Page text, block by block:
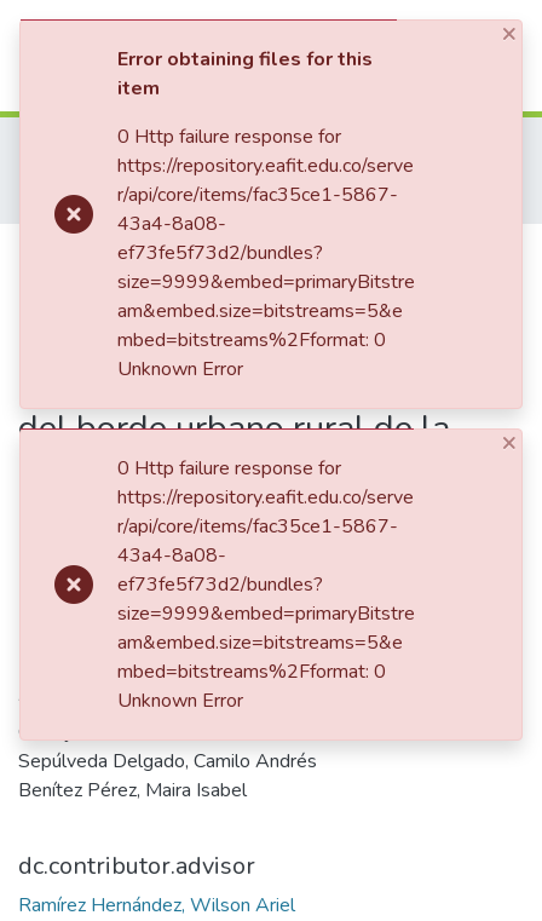
Tesis de Grado
Maestría en Procesos Urbanos y Ambientales (tesis)
Amphibia : estrategias para mejorar la resiliencia socioecológica en el asentamiento Antonio Nariño del borde urbano rural de la Ciénaga San Silvestre, Barrancabermeja (Santander)
Publication:Amphibia :
estrategias para mejorar la
resiliencia socioecológica en el
asentamiento Antonio Nariño
del borde urbano rural de la
Ciénaga San Silvestre,
Barrancabermeja (Santander)
Date
Authors
Carvajal Urrea, Yasmín
Sepúlveda Delgado, Camilo Andrés
Benítez Pérez, Maira Isabel
dc.contributor.advisor
Ramírez Hernández, Wilson Ariel
×
Error obtaining files for this
item
0 Http failure response for
https://repository.eafit.edu.co/serve
r/api/core/items/fac35ce1-5867-
43a4-8a08-
ef73fe5f73d2/bundles?
size=9999&embed=primaryBitstre
am&embed.size=bitstreams=5&e
mbed=bitstreams%2Fformat: 0
Unknown Error
×
0 Http failure response for
https://repository.eafit.edu.co/serve
r/api/core/items/fac35ce1-5867-
43a4-8a08-
ef73fe5f73d2/bundles?
size=9999&embed=primaryBitstre
am&embed.size=bitstreams=5&e
mbed=bitstreams%2Fformat: 0
Unknown Error